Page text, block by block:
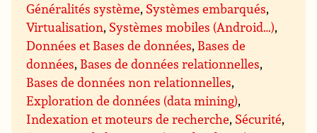
Généralités système, Systèmes embarqués,
Virtualisation, Systèmes mobiles (Android…),
Données et Bases de données, Bases de
données, Bases de données relationnelles,
Bases de données non relationnelles,
Exploration de données (data mining),
Indexation et moteurs de recherche, Sécurité,